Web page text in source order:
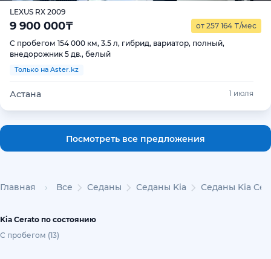
LEXUS RX 2009
9 900 000₸ от 257 164 ₸/мес
С пробегом 154 000 км, 3.5 л, гибрид, вариатор, полный,
внедорожник 5 дв., белый
Только на Aster.kz
Астана 1 июля
Посмотреть все предложения
Главная Все Седаны Седаны Kia Седаны Kia
Kia Cerato по состоянию
С пробегом (13)